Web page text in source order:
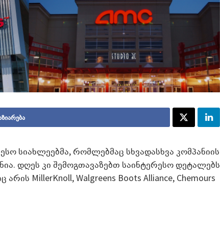
სიახლეებმა, რომლებმაც სხვადასხვა კომპანიის
დღეს კი შემოგთავაზებთ საინტერესო დეტალებს
MillerKnoll, Walgreens Boots Alliance, Chemours